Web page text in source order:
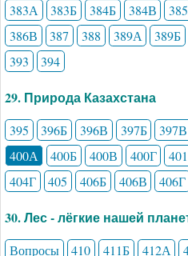
383А
383Б 384Б 384В
386В
387 388 389А 389Б
393
394
29. Природа Казахстана
395 396Б 396В 397Б 397В
400А
400Б 400В 400Г 401
404Г
405 406Б 406В 406Г
30. Лес - лёгкие нашей
Вопросы 410 411Б 412А